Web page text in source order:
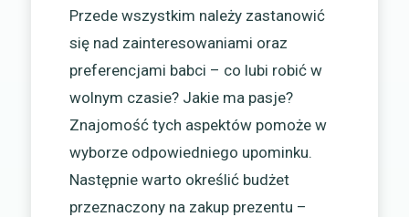
Przede wszystkim należy zastanowić
się nad zainteresowaniami oraz
preferencjami babci – co lubi robić w
wolnym czasie? Jakie ma pasje?
Znajomość tych aspektów pomoże w
wyborze odpowiedniego upominku.
Następnie warto określić budżet
przeznaczony na zakup prezentu –